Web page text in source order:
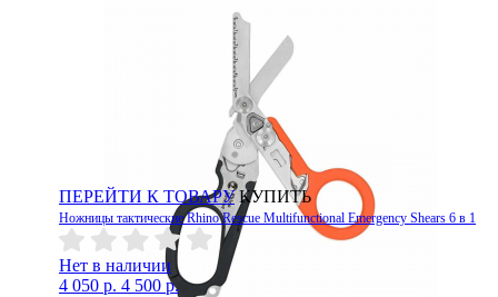
ПЕРЕЙТИ К ТОВАРУ КУПИТЬ
Ножницы тактические Rhino Rescue Multifunctional Emergency Shears 6 в 1
Нет в наличии
4 050 р. 4 500 р.